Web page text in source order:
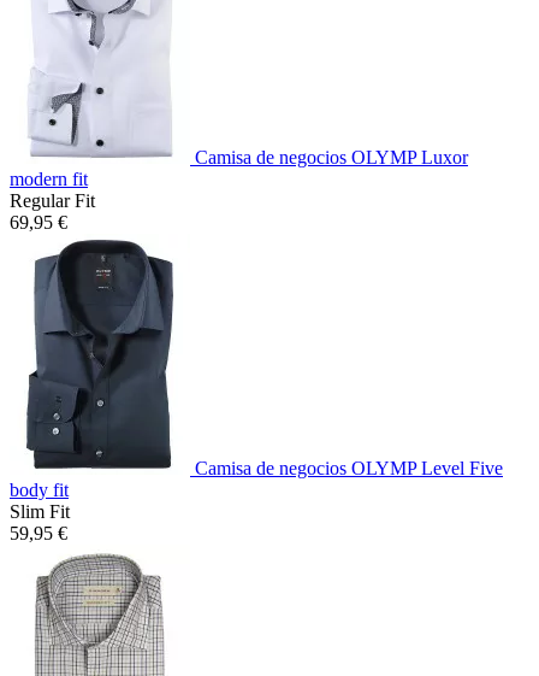
Camisa de negocios OLYMP Luxor
modern fit
Regular Fit
69,95 €
Camisa de negocios OLYMP Level Five
body fit
Slim Fit
59,95 €